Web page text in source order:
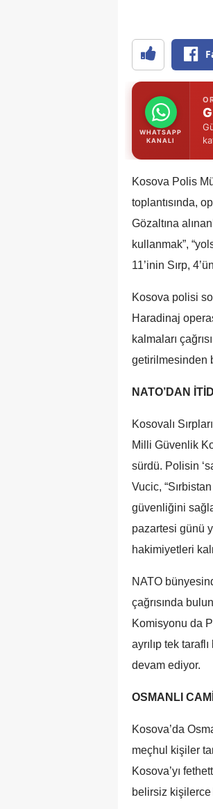
WHATSAPP
KANALI
Kosova Polis
toplantısında,
Gözaltına
kullanmak”,
11’inin Sırp,
Kosova polisi
Haradinaj
kalmaları
getirilmesinden
NATO’DAN
Kosovalı
Milli Güvenlik
sürdü. Polisin
Vucic,
güvenliğini
pazartesi günü
hakimiyetleri
NATO
çağrısında
Komisyonu da
ayrılıp tek
devam ediyor.
OSMANLI
Kosova’da
meçhul kişiler
Kosova’yı
belirsiz kişilerce